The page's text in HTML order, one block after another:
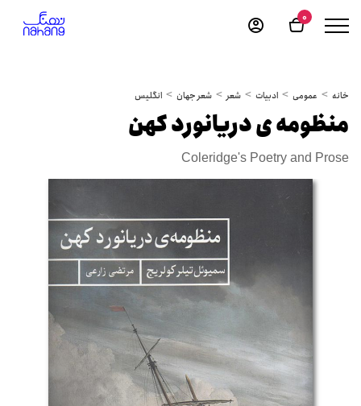
0
خانه عمومی ادبیات شعر شعر جهان انگلیس
منظومه ی دریانورد کهن
Coleridge's Poetry and Prose